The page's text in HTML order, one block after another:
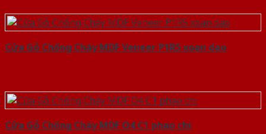
Cửa Gỗ Chống Cháy MDF Veneer P1R5 xoan dao
Cửa Gỗ Chống Cháy MDF O4 C1 phao chi